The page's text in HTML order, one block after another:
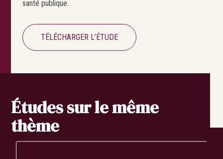
santé publique.
TÉLÉCHARGER L’ÉTUDE
Études sur le même
thème